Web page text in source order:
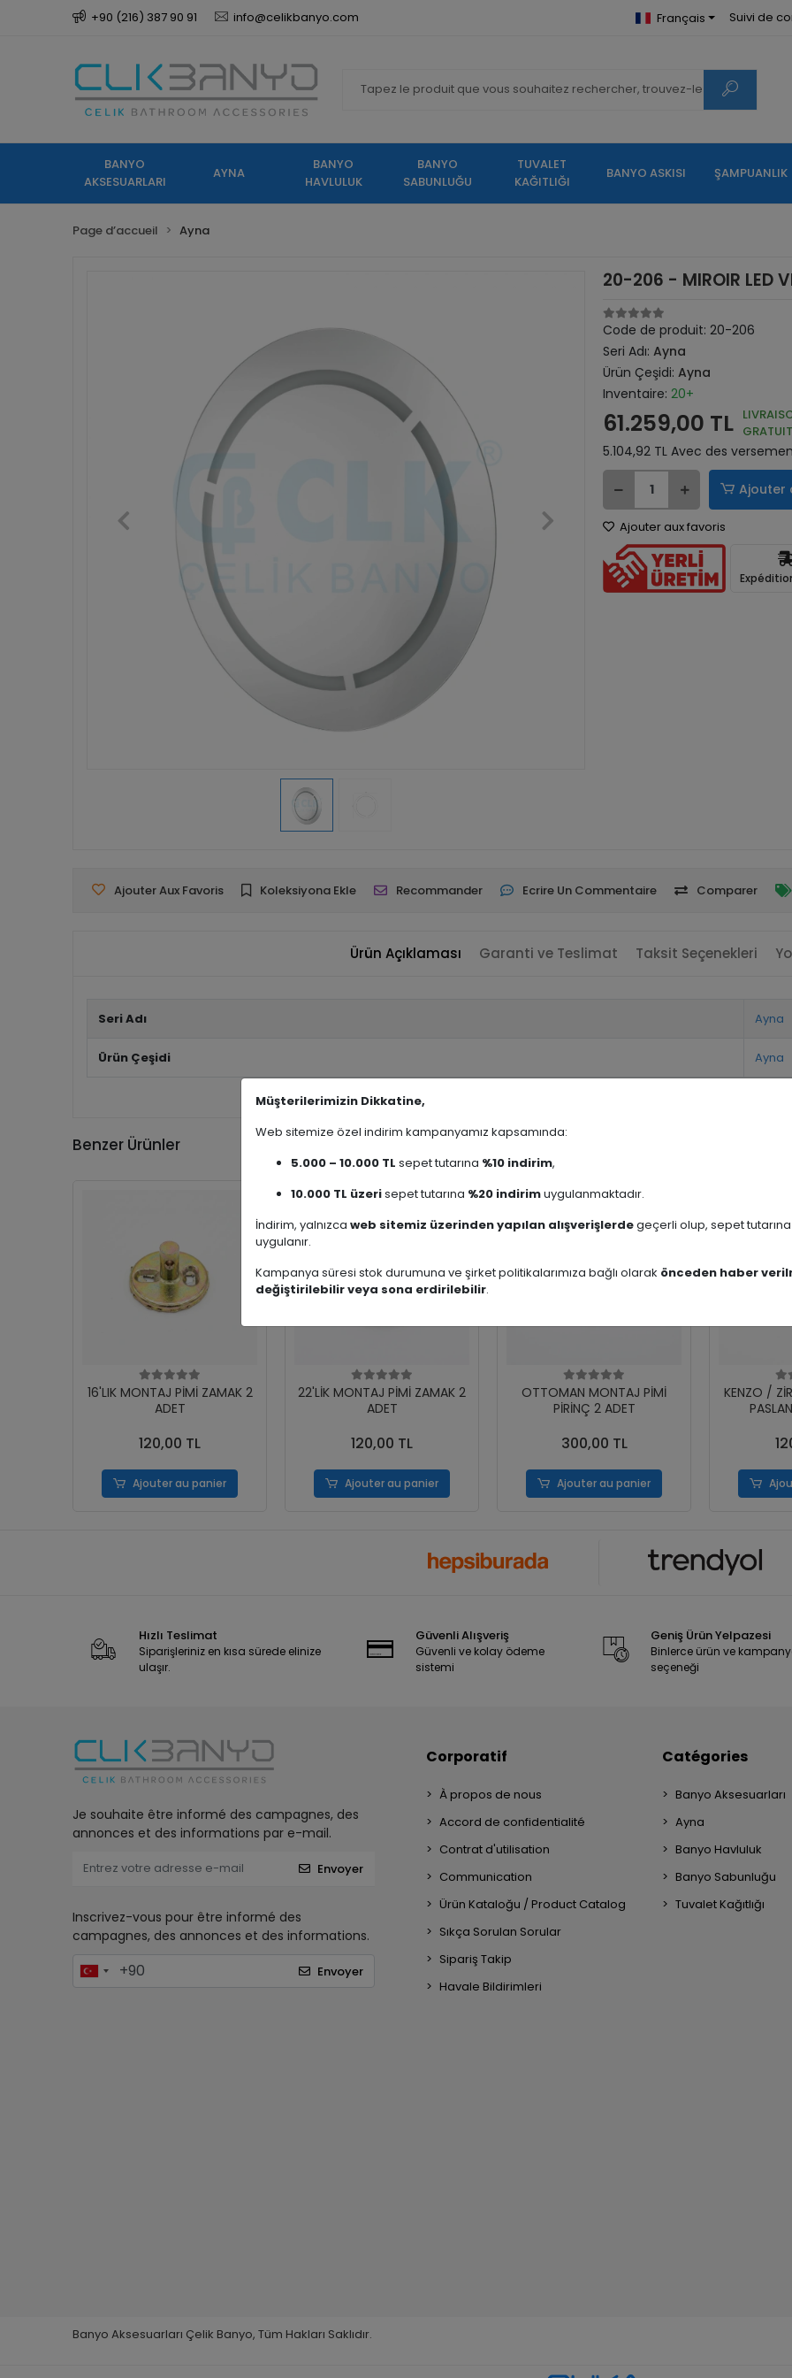
+90 (216) 387 90 91 info@celikbanyo.com Français Suivi de
BANYO
AKSESUARLARI
AYNA
BANYO
HAVLULUK
BANYO
SABUNLUĞU
TUVALET
KAĞITLIĞI
BANYO ASKISI ŞAMPUANLIK
Page d’accueil Ayna
20-206 - MIROIR LED
Code de produit: 20-206
Seri Adı: Ayna
Ürün Çeşidi: Ayna
Inventaire: 20+
61.259,00 TL
5.104,92 TL Avec des
Ajouter
Ajouter aux favoris
Ajouter Aux Favoris Koleksiyona Ekle Recommander Ecrire Un Commentaire Comparer
Ürün Açıklaması Garanti ve Teslimat Taksit Seçenekleri
Seri Adı Ayna
Ürün Çeşidi Ayna
Benzer Ürünler
16'LIK MONTAJ PİMİ ZAMAK 2
ADET
120,00 TL
Ajouter au panier
22'LİK MONTAJ PİMİ ZAMAK 2
ADET
120,00 TL
Ajouter au panier
OTTOMAN MONTAJ PİMİ
PİRİNÇ 2 ADET
300,00 TL
Ajouter au panier
KENZO /
Hızlı Teslimat
Siparişleriniz en kısa sürede elinize
ulaşır.
Güvenli Alışveriş
Güvenli ve kolay ödeme
sistemi
Geniş Ürün Yelpazesi
Binlerce ürün ve
seçeneği
Je souhaite être informé des campagnes, des
annonces et des informations par e-mail.
Envoyer
Inscrivez-vous pour être informé des
campagnes, des annonces et des informations.
Envoyer
Corporatif
À propos de nous
Accord de confidentialité
Contrat d'utilisation
Communication
Ürün Kataloğu / Product Catalog
Sıkça Sorulan Sorular
Sipariş Takip
Havale Bildirimleri
Catégories
Banyo Aksesuarları
Ayna
Banyo Havluluk
Banyo Sabunluğu
Tuvalet Kağıtlığı
Banyo Aksesuarları Çelik Banyo, Tüm Hakları Saklıdır.
Müşterilerimizin Dikkatine,
Web sitemize özel indirim kampanyamız kapsamında:
5.000 – 10.000 TL sepet tutarına %10 indirim,
10.000 TL üzerisepet tutarına %20 indirimuygulanmaktadır.
İndirim, yalnızca web sitemiz üzerinden yapılan alışverişlerdegeçerli olup, sepet
uygulanır.
Kampanya süresi stok durumuna ve şirket politikalarımıza bağlı olarak önceden haber
değiştirilebilir veya sona erdirilebilir.